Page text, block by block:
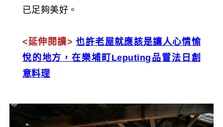
已足夠美好。
<延伸閱讀> 也許老屋就應該是讓人心情愉
悅的地方，在樂埔町Leputing品嘗法日創
意料理